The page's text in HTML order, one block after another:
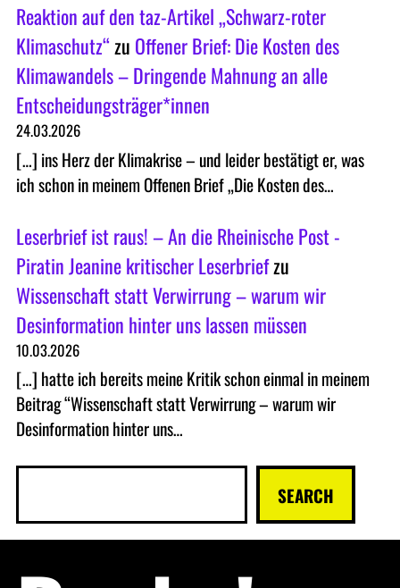
Reaktion auf den taz-Artikel „Schwarz-roter
Klimaschutz“zu Offener Brief: Die Kosten des
Klimawandels – Dringende Mahnung an alle
Entscheidungsträger*innen
24.03.2026
[…] ins Herz der Klimakrise – und leider bestätigt er, was
ich schon in meinem Offenen Brief „Die Kosten des…
Leserbrief ist raus! – An die Rheinische Post -
Piratin Jeanine kritischer Leserbriefzu
Wissenschaft statt Verwirrung – warum wir
Desinformation hinter uns lassen müssen
10.03.2026
[…] hatte ich bereits meine Kritik schon einmal in meinem
Beitrag “Wissenschaft statt Verwirrung – warum wir
Desinformation hinter uns…
c
SEARCH